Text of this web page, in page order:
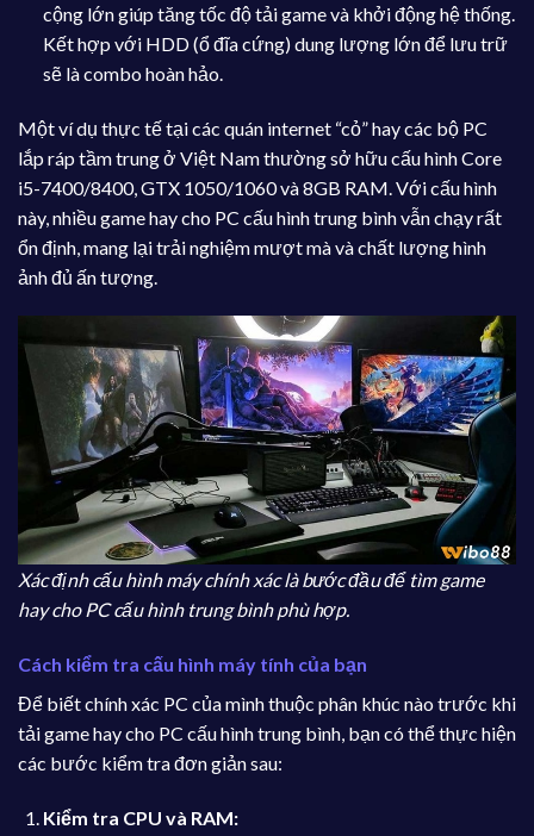
cộng lớn giúp tăng tốc độ tải game và khởi động hệ thống.
Kết hợp với HDD (ổ đĩa cứng) dung lượng lớn để lưu trữ
sẽ là combo hoàn hảo.
Một ví dụ thực tế tại các quán internet “cỏ” hay các bộ PC
lắp ráp tầm trung ở Việt Nam thường sở hữu cấu hình Core
i5-7400/8400, GTX 1050/1060 và 8GB RAM. Với cấu hình
này, nhiều game hay cho PC cấu hình trung bình vẫn chạy rất
ổn định, mang lại trải nghiệm mượt mà và chất lượng hình
ảnh đủ ấn tượng.
Xác định cấu hình máy chính xác là bước đầu để tìm game
hay cho PC cấu hình trung bình phù hợp.
Cách kiểm tra cấu hình máy tính của bạn
Để biết chính xác PC của mình thuộc phân khúc nào trước khi
tải game hay cho PC cấu hình trung bình, bạn có thể thực hiện
các bước kiểm tra đơn giản sau:
Kiểm tra CPU và RAM: